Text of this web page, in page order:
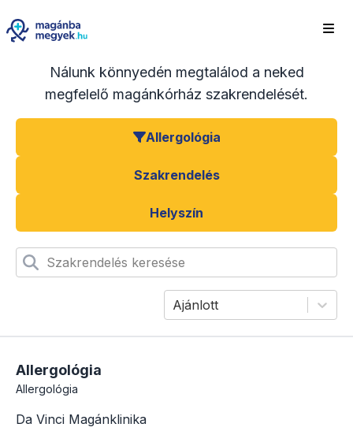
Nálunk könnyedén megtalálod a neked
megfelelő magánkórház szakrendelését.
Allergológia
Szakrendelés
Helyszín
Szakrendelés keresése
Ajánlott
Allergológia
Allergológia
Da Vinci Magánklinika